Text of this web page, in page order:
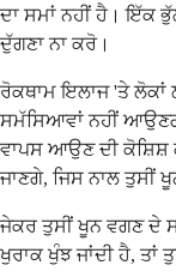
ਦਾ ਸਮਾਂ ਨਹੀਂ ਹੈ। ਇੱਕ
ਦੁੱਗਣਾ ਨਾ ਕਰੋ।
ਰੋਕਥਾਮ ਇਲਾਜ 'ਤੇ
ਸਮੱਸਿਆਵਾਂ ਨਹੀਂ
ਵਾਪਸ ਆਉਣ ਦੀ ਕੋਸ਼ਿਸ਼
ਜਾਣਗੇ, ਜਿਸ ਨਾਲ
ਜੇਕਰ ਤੁਸੀਂ ਖੂਨ ਵਗਣ ਦੇ
ਖੁਰਾਕ ਖੁੰਝ ਜਾਂਦੀ ਹੈ,